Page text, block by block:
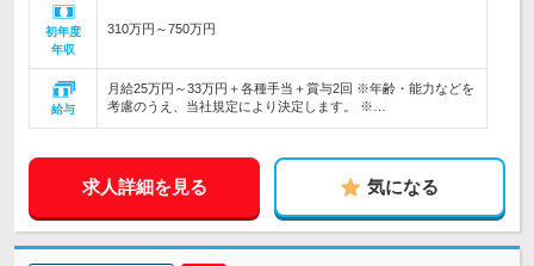
初年度
年収
310万円～750万円
給与
月給25万円～33万円＋各種手当＋賞与2回 ※年齢・能力などを
考慮のうえ、当社規定により決定します。 ※…
求人詳細を見る 気になる